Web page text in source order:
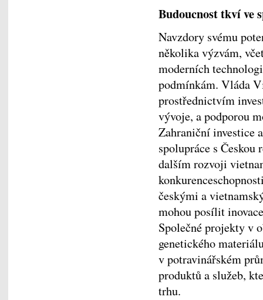
Budoucnost tkví ve
Navzdory svému
několika výzvám,
moderních
podmínkám. Vláda
prostřednictvím
vývoje, a podporou
Zahraniční investice
spolupráce s
dalším rozvoji
českými a
mohou posílit
Společné projekty v
genetického
v potravinářském
produktů a služeb,
trhu.